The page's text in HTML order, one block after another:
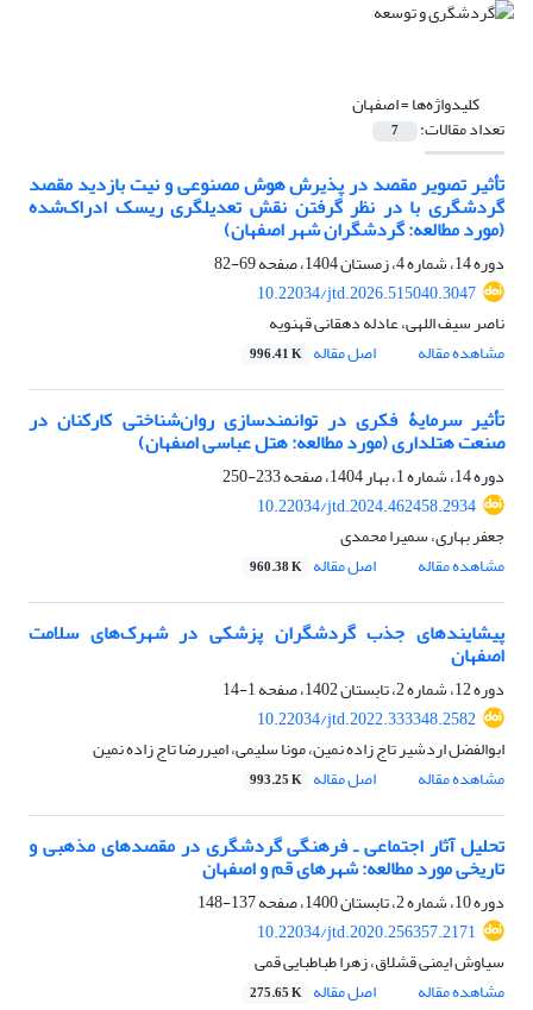
کلیدواژه‌ها =اصفهان
تعداد مقالات: 7
تأثیر تصویر مقصد در پذیرش هوش ‌مصنوعی و نیت بازدید مقصد
گردشگری با در نظر گرفتن نقش تعدیلگری ریسک ادراک‌شده
(مورد مطالعه: گردشگران شهر اصفهان)
دوره 14، شماره 4، زمستان 1404، صفحه
69-82
10.22034/jtd.2026.515040.3047
ناصر سیف اللهی، عادله دهقانی قهنویه
مشاهده مقاله
اصل مقاله 996.41 K
تأثیر سرمایۀ فکری در توانمندسازی روان‌شناختی کارکنان در
صنعت هتلداری (مورد مطالعه: هتل عباسی اصفهان)
دوره 14، شماره 1، بهار 1404، صفحه
233-250
10.22034/jtd.2024.462458.2934
جعفر بهاری، سمیرا محمدی
مشاهده مقاله
اصل مقاله 960.38 K
پیشایندهای جذب گردشگران پزشکی در شهرک‌های سلامت
اصفهان
دوره 12، شماره 2، تابستان 1402، صفحه
1-14
10.22034/jtd.2022.333348.2582
ابوالفضل اردشیر تاج زاده نمین، مونا سلیمی، امیررضا تاج زاده نمین
مشاهده مقاله
اصل مقاله 993.25 K
تحلیل آثار اجتماعی ـ فرهنگی گردشگری در مقصدهای مذهبی و
تاریخی مورد مطالعه: شهرهای قم و اصفهان
دوره 10، شماره 2، تابستان 1400، صفحه
137-148
10.22034/jtd.2020.256357.2171
سیاوش ایمنی قشلاق، زهرا طباطبایی قمی
مشاهده مقاله
اصل مقاله 275.65 K